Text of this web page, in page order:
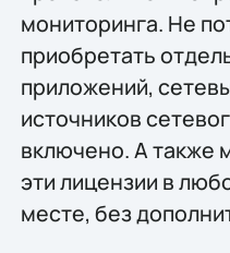
мониторинга. Не
приобретать
приложений,
источников
включено. А также
эти лицензии в
месте, без